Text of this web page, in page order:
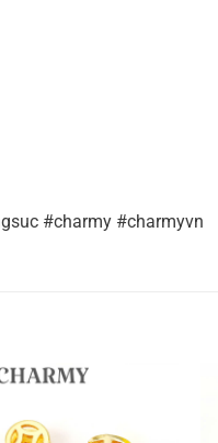
#charmy #charmyvn